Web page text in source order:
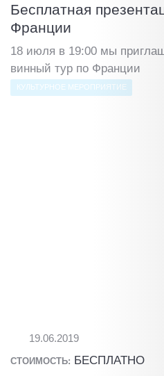
Бесплатная
Франции
18 июля в 19:00 мы
винный тур по Франции
КУЛЬТУРНОЕ МЕРОПРИЯТИЕ
19.06.2019
СТОИМОСТЬ: БЕСПЛАТНО